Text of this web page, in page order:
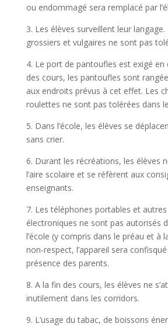
ou endommagé sera remplacé par
3. Les élèves surveillent leur
grossiers et vulgaires ne sont pas
4. Le port de pantoufles est exigé en
des cours, les pantoufles sont
aux endroits prévus à cet effet. Les
roulettes ne sont pas tolérées dans
5. Dans l’école, les élèves se
sans crier.
6. Durant les récréations, les élèves
l’aire scolaire et se réfèrent aux
enseignants.
7. Les téléphones portables et
électroniques ne sont pas autorisés
l’école (y compris dans le préau et à
non-respect, l’appareil sera
présence des parents.
8. A la fin des cours, les élèves ne
inutilement dans les corridors.
9. L’usage du tabac, de boissons